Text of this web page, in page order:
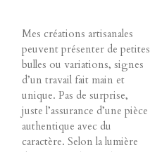
Mes créations artisanales
peuvent présenter de petites
bulles ou variations, signes
d’un travail fait main et
unique. Pas de surprise,
juste l’assurance d’une pièce
authentique avec du
caractère. Selon la lumière